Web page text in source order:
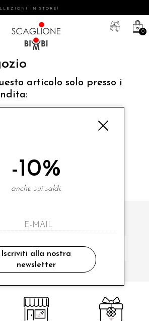
IN STORE!
0
articolo solo presso i
Maria Angela
80077 Ischia
NOSTRA NEWSLETTER
le condizioni sulla privacy.
-10%
anche sui saldi.
Iscriviti alla nostra
newsletter